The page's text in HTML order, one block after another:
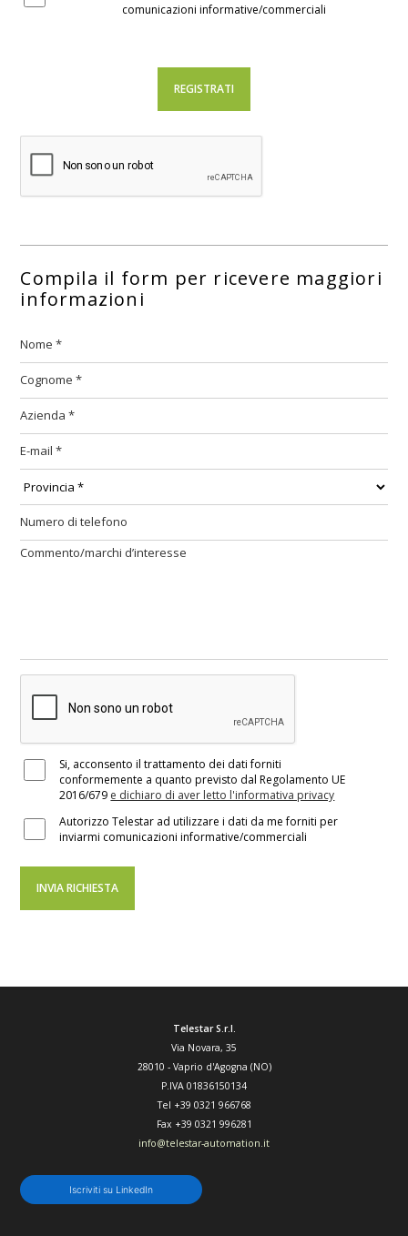
comunicazioni informative/commerciali
Compila il form per ricevere maggiori
informazioni
Si, acconsento il trattamento dei dati forniti
conformemente a quanto previsto dal Regolamento UE
2016/679 e dichiaro di aver letto l'informativa privacy
Autorizzo Telestar ad utilizzare i dati da me forniti per
inviarmi comunicazioni informative/commerciali
Telestar S.r.l.
Via Novara, 35
28010 - Vaprio d'Agogna (NO)
P.IVA 01836150134
Tel +39 0321 966768
Fax +39 0321 996281
info@telestar-automation.it
Iscriviti su LinkedIn